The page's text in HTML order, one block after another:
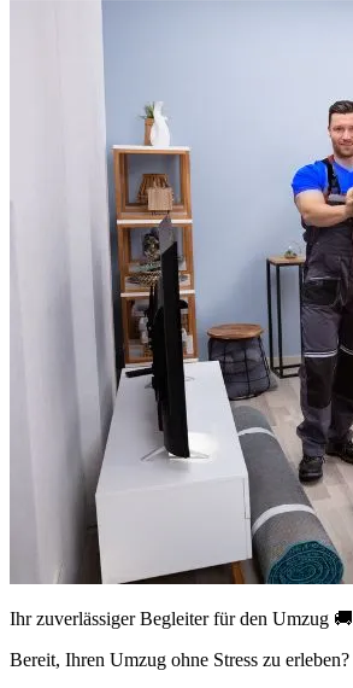
Ihr zuverlässiger Begleiter für den Umzug 🚚
Bereit, Ihren Umzug ohne Stress zu erleben?